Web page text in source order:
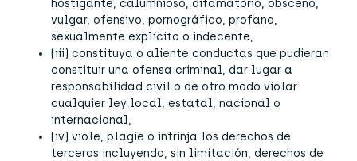
hostigante, calumnioso, difamatorio, obsceno,
vulgar, ofensivo, pornográfico, profano,
sexualmente explícito o indecente,
(iii) constituya o aliente conductas que pudieran
constituir una ofensa criminal, dar lugar a
responsabilidad civil o de otro modo violar
cualquier ley local, estatal, nacional o
internacional,
(iv) viole, plagie o infrinja los derechos de
terceros incluyendo, sin limitación, derechos de